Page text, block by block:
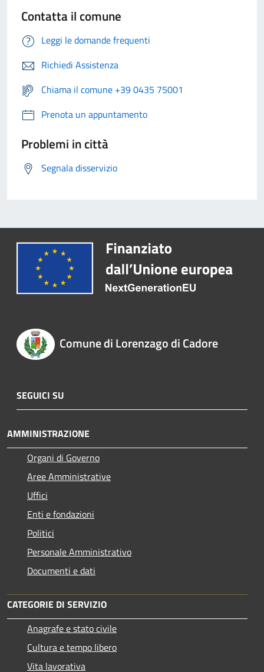
Contatta il comune
Leggi le domande frequenti
Richiedi Assistenza
Chiama il comune +39 0435 75001
Prenota un appuntamento
Problemi in città
Segnala disservizio
Comune di Lorenzago di Cadore
SEGUICI SU
AMMINISTRAZIONE
Organi di Governo
Aree Amministrative
Uffici
Enti e fondazioni
Politici
Personale Amministrativo
Documenti e dati
CATEGORIE DI SERVIZIO
Anagrafe e stato civile
Cultura e tempo libero
Vita lavorativa